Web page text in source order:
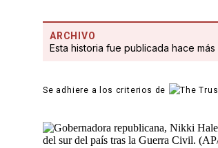
ARCHIVO
Esta historia fue publicada hace
Se adhiere a los criterios de